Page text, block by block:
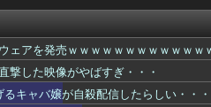
ヘルを超えてしまう
国人民と連帯して戦おー！悪政高市を
ーパー 3位『ヤオコー』 2位『イオン
wwwwwwwwwwww
ェアを発売ｗｗｗｗｗｗｗｗｗｗｗｗ
撃した映像がやばすぎ・・・
るキャバ嬢が自殺配信したらしい・・・